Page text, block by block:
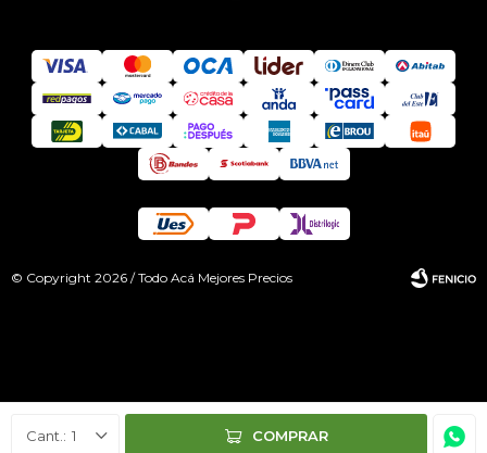
1 COMPRAR
© Copyright 2026 / Todo Acá Mejores Precios
Fenicio